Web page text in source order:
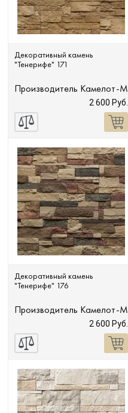
Декоративный камень
"Тенерифе" 171
Производитель Камелот-М
2 600 Руб.
Декоративный камень
"Тенерифе" 176
Производитель Камелот-М
2 600 Руб.